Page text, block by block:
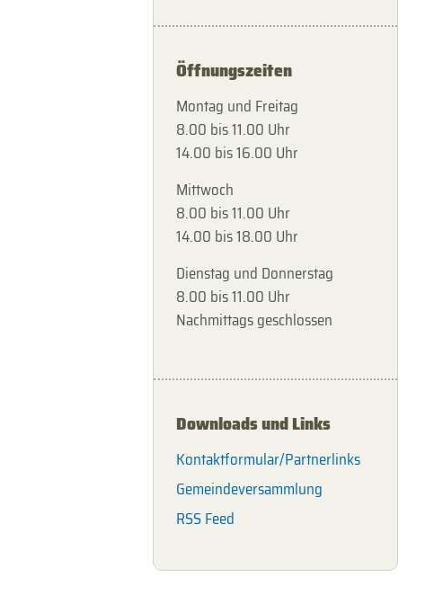
Öffnungszeiten
Montag und Freitag
8.00 bis 11.00 Uhr
14.00 bis 16.00 Uhr
Mittwoch
8.00 bis 11.00 Uhr
14.00 bis 18.00 Uhr
Dienstag und Donnerstag
8.00 bis 11.00 Uhr
Nachmittags geschlossen
Downloads und Links
Kontaktformular/Partnerlinks
Gemeindeversammlung
RSS Feed